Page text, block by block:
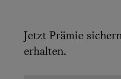
Jetzt Prämie
erhalten.